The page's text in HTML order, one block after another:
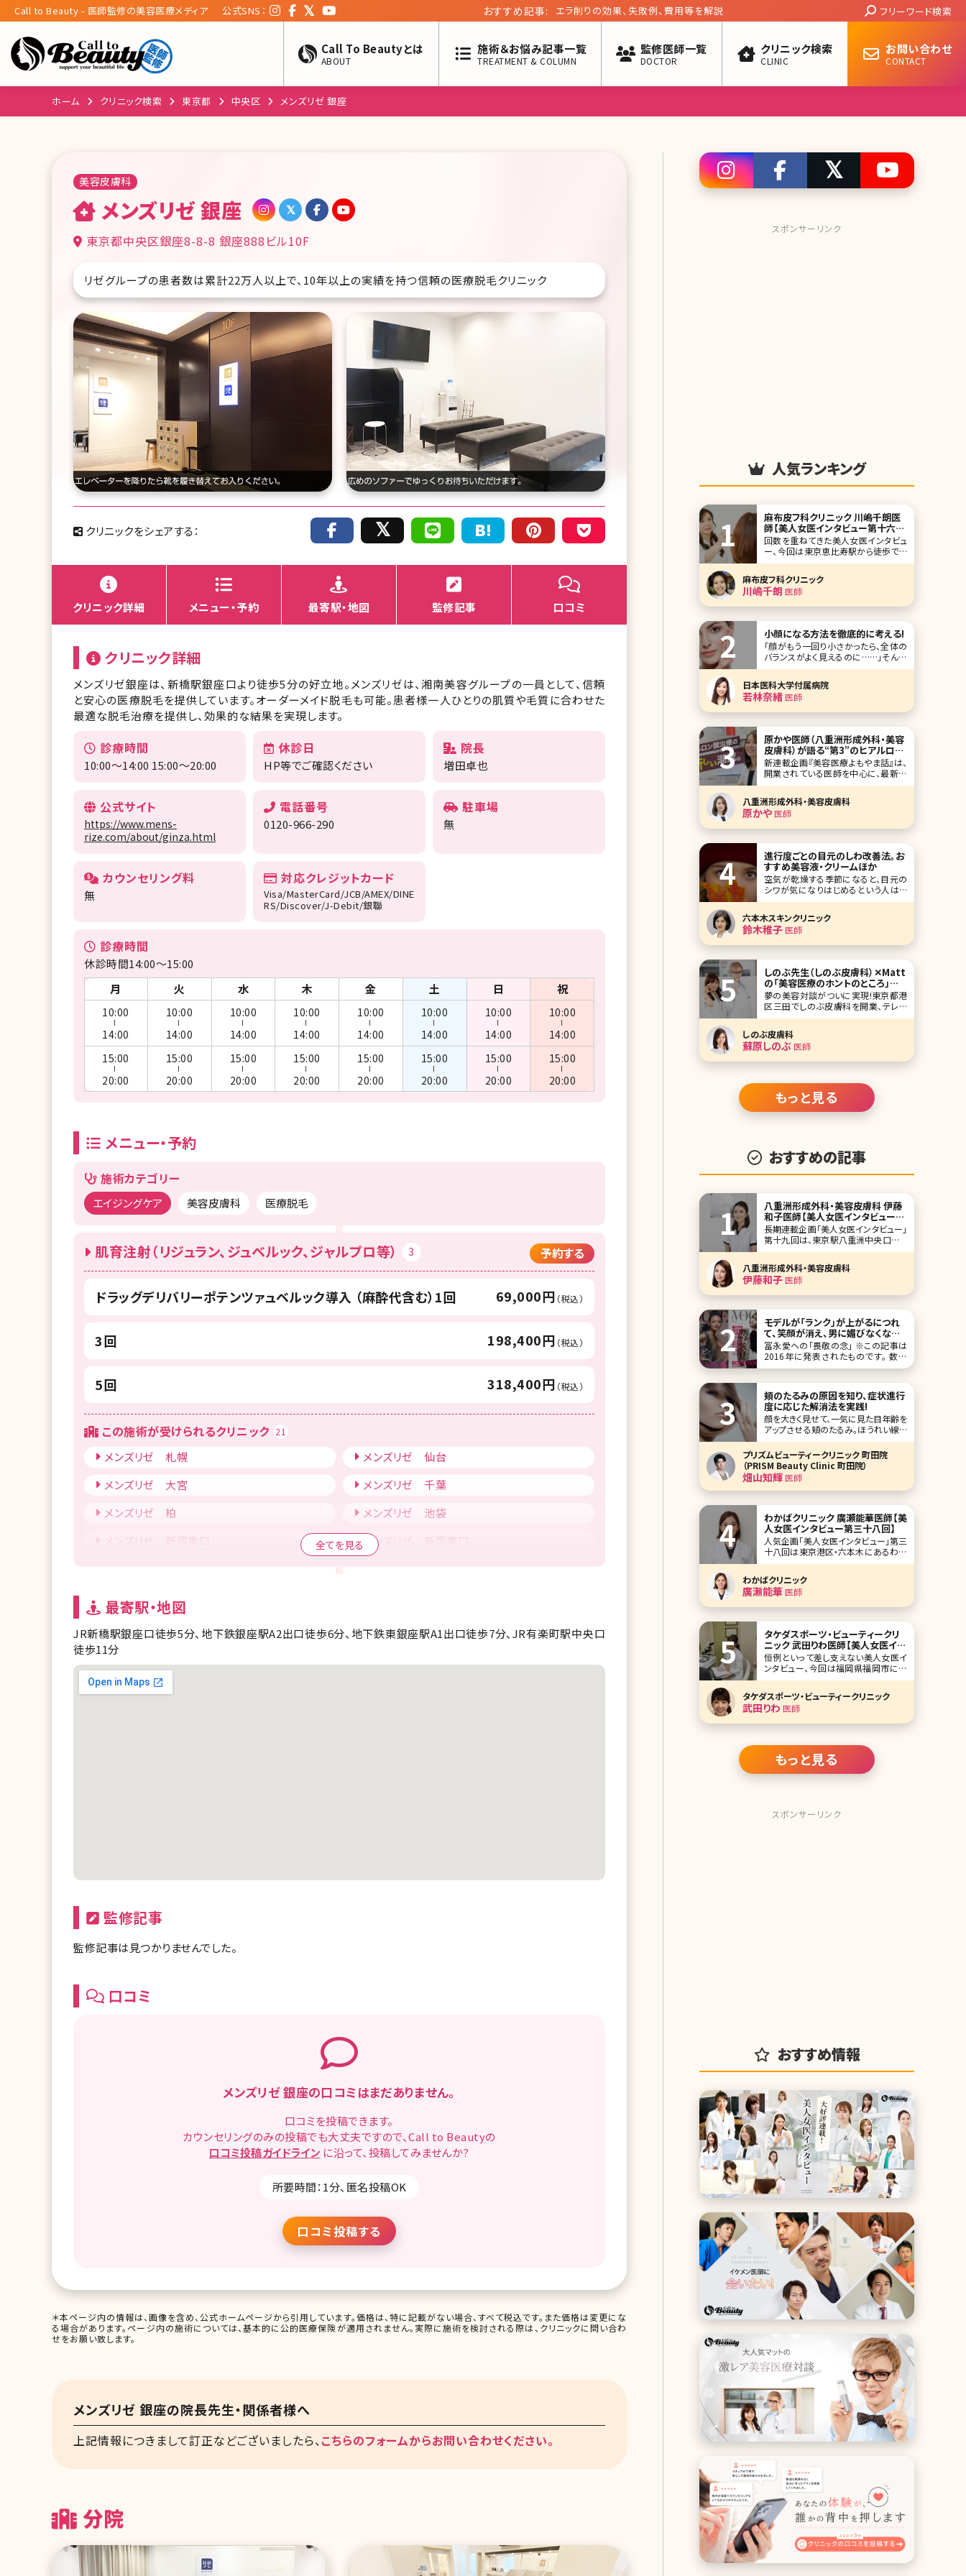
Call to Beauty - 医師監修の美容医療メディア 公式SNS： おすすめ記事: エラ削りの効果、失敗例、費用等を解説 Search:
フリーワード検索
Call To Beautyとは
ABOUT
施術＆お悩み記事一覧
TREATMENT & COLUMN
監修医師一覧
DOCTOR
クリニック検索
CLINIC
お問い合わせ
CONTACT
ホーム クリニック検索 東京都 中央区 メンズリゼ 銀座
美容皮膚科
メンズリゼ 銀座
東京都中央区銀座8-8-8 銀座888ビル10F
リゼグループの患者数は累計22万人以上で、10年以上の実績を持つ信頼の医療脱毛クリニック
クリニックをシェアする：
クリニック詳細 メニュー・予約 最寄駅・地図 監修記事 口コミ
クリニック詳細
メンズリゼ銀座は、新橋駅銀座口より徒歩5分の好立地。メンズリゼは、湘南美容グループの一員として、信頼
と安心の医療脱毛を提供しています。オーダーメイド脱毛も可能。患者様一人ひとりの肌質や毛質に合わせた
最適な脱毛治療を提供し、効果的な結果を実現します。
診療時間
10:00～14:00 15:00〜20:00
休診日
HP等でご確認ください
院長
増田卓也
公式サイト
https://www.mens-
rize.com/about/ginza.html
電話番号
0120-966-290
駐車場
無
カウンセリング料
無
対応クレジットカード
Visa/MasterCard/JCB/AMEX/DINE
RS/Discover/J-Debit/銀聯
診療時間
休診時間14:00～15:00
月
火 水 木 金 土 日 祝
10:00
14:00
15:00
20:00
10:00
14:00
15:00
20:00
10:00
14:00
15:00
20:00
10:00
14:00
15:00
20:00
10:00
14:00
15:00
20:00
10:00
14:00
15:00
20:00
10:00
14:00
15:00
20:00
10:00
14:00
15:00
20:00
メニュー・予約
施術カテゴリー
エイジングケア 美容皮膚科 医療脱毛
肌育注射（リジュラン、ジュベルック、ジャルプロ等） 3 予約する
ドラッグデリバリーポテンツァュベルック導入 （麻酔代含む）1回 69,000円 （税込）
3回 198,400円 （税込）
5回 318,400円 （税込）
この施術が受けられるクリニック 21
メンズリゼ 札幌
メンズリゼ 仙台
メンズリゼ 大宮
メンズリゼ 千葉
メンズリゼ 柏
メンズリゼ 池袋
メンズリゼ 新宿東口
メンズリゼ 新宿南口
メンズリゼ 名古屋駅前
メンズリゼ 大阪梅田
全てを見る
最寄駅・地図
JR新橋駅銀座口徒歩5分、地下鉄銀座駅A2出口徒歩6分、地下鉄東銀座駅A1出口徒歩7分、JR有楽町駅中央口
徒歩11分
監修記事
監修記事は見つかりませんでした。
口コミ
メンズリゼ 銀座の口コミはまだありません。
口コミを投稿できます。
カウンセリングのみの投稿でも大丈夫ですので、Call to Beautyの
口コミ投稿ガイドライン に沿って、 投稿してみませんか?
所要時間：1分、匿名投稿OK
口コミ投稿する
＊本ページ内の情報は、画像を含め、公式ホームページから引用しています。価格は、特に記載がない場合、すべて税込です。また価格は変更にな
る場合があります。ページ内の施術については、基本的に公的医療保険が適用されません。実際に施術を検討される際は、クリニックに問い合わ
せをお願い致します。
メンズリゼ 銀座の院長先生・関係者様へ
上記情報につきまして訂正などございましたら、こちらのフォームからお問い合わせください。
分院
スポンサーリンク
人気ランキング
麻布皮フ科クリニック 川嶋千朗医
師【美人女医インタビュー第十六
回】
回数を重ねてきた美人女医インタビュ
ー、今回は東京恵比寿駅から徒歩です
ぐの麻布皮フ科クリニックの川嶋千朗
院長です。開業されて15年になり、土地
柄外国人の患者さんも多いのだとか。
皮膚科、美容皮膚科のエキスパートと
して、クリニックのこと、美容医療への
ーザー治療に
麻布皮フ科クリニック
川嶋千朗 医師
小顔になる方法を徹底的に考える!
「顔がもう一回り小さかったら、全体の
バランスがよく見えるのに……」そんな
風に思ったことはありませんか?背が
高くても低くても、小顔で頭身が多くみ
えればバランスの取れた体型に見えて
「スタイルのいい人」という印象を与え
ることができます。ここでは女性の誰も
なるための方法に
日本医科大学付属病院
若林奈緒医師
原かや医師（八重洲形成外科・美容
皮膚科）が語る“第3”のヒアルロン
酸治療とコロナ禍での美容医療、
SNS論など
新連載企画『美容医療よもやま話』は、
開業されている医師を中心に、最新の
美容医療事情はもちろんのこと、経営
論、医師論、SNS論、美容論など、メディ
アなどでもあまり話す機会のない視点
のインタビューにしています。激変する
美容医療業界で、普段どんなことを考
八重洲形成外科・美容皮膚科
原かや医師
進行度ごとの目元のしわ改善法。お
すすめ美容液・クリームほか
空気が乾燥する季節になると、目元の
シワが気になりはじめるという人はい
ませんか?うっすらと浮かんだちりめん
になって、思い切り笑うことができない
という方もいるかもしれませんね。で
も、目元のしわは初期段階でケアを始
不可能ではありませ
六本木スキンクリニック
鈴木稚子医師
しのぶ先生（しのぶ皮膚科）✕Matt
の「美容医療のホントのところ」
Special対談!
夢の美容対談がついに実現!東京都港
区三田でしのぶ皮膚科を開業、テレビ
をはじめメディア出演多数の美人女
医・蘇原しのぶ先生と『踊る！さんま御
殿!!』『行列のできる法律の相談所』など
の出演で話題、モデル・アーティストの
Matt氏が美容について縦横無尽に語り
科で
しのぶ皮膚科
蘇原しのぶ医師
もっと見る
おすすめの記事
八重洲形成外科・美容皮膚科 伊藤
和子医師【美人女医インタビュー第
十九回】
長期連載企画「美人女医インタビュー」
第十九回は、東京駅八重洲中央口から
徒歩2分、八重洲形成外科・美容皮膚科
の伊藤和子先生です。もともと形成外
科で乳房の再建などに携わり、その後
美容領域へ。インタビューは苦手とお
っしゃってましたが、常に笑みを絶やさ
でした。女性特有の症
八重洲形成外科・美容皮膚科
伊藤和子医師
モデルが「ランク」が上がるにつれ
て、笑顔が消え、男に媚びなくなって
いく理由／北条かや
冨永愛への「畏敬の念」 ※この記事は
2016年に発表されたものです。 数年
前、モデルの冨永愛がテレビのバラエ
っぽい匂いのする所へ出かけては、笑
顔でドタバタして
頬のたるみの原因を知り、症状進行
度に応じた解消法を実践!
顔を大きく見せて、一気に見た目年齢を
アップさせる頬のたるみ。ほうれい線や
ブルドッグラインもしくはマリオネットラ
インの原因にもなり、頬がたるんでいる
だけで、10歳以上老けて見られてしま
うこともあります。加齢による肌の衰え
が大きな原因ですが、実はそれ以外に
も頬のたるみが起こる理由があります。
ここでは頬が
プリズムビューティークリニック 町田院
（PRISM Beauty Clinic 町田院）
畑山知輝医師
わかばクリニック 廣瀬能華医師【美
人女医インタビュー第三十八回】
人気企画「美人女医インタビュー」第三
十八回は東京港区・六本木にあるわか
ばクリニックの廣瀬能華（ひろせよし
療の現場を経験をし、救急学会では優
秀な医師におくられる『WADA
AWARD』を受賞。分子整合栄養医学に
わかばクリニック
廣瀬能華医師
タケダスポーツ・ビューティークリ
ニック 武田りわ医師【美人女医イン
タビュー第十一回】
恒例といって差し支えない美人女医イ
ンタビュー、今回は福岡県福岡市にあ
るタケダスポーツ・ビューティークリニ
ック の皮膚科・美容皮膚科部門の院長
である武田りわ先生です。 美容皮膚科
を通して、肌のことだけでなく、女性の
生き方自体をサポートしようとする姿
れではどうぞ!
タケダスポーツ・ビューティークリニック
武田りわ 医師
もっと見る
スポンサーリンク
おすすめ情報